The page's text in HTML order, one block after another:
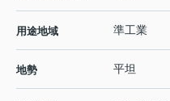
用途地域 準工業
地勢 平坦